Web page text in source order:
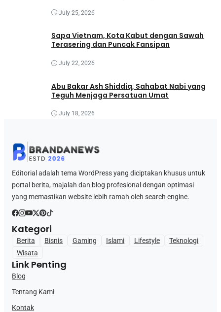
July 25, 2026
Sapa Vietnam, Kota Kabut dengan Sawah
Terasering dan Puncak Fansipan
July 22, 2026
Abu Bakar Ash Shiddiq, Sahabat Nabi yang
Teguh Menjaga Persatuan Umat
July 18, 2026
Editorial adalah tema WordPress yang diciptakan khusus untuk
portal berita, majalah dan blog profesional dengan optimasi
yang memastikan website lebih ramah oleh search engine.
Kategori
Berita Bisnis Gaming Islami Lifestyle
Teknologi
Wisata
Link Penting
Blog
Tentang Kami
Kontak